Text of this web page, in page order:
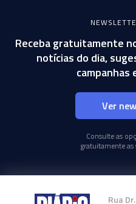
Receba gratuitamente
notícias do dia,
campanhas
Ver
Consulte as
gratuitamente as
Rua